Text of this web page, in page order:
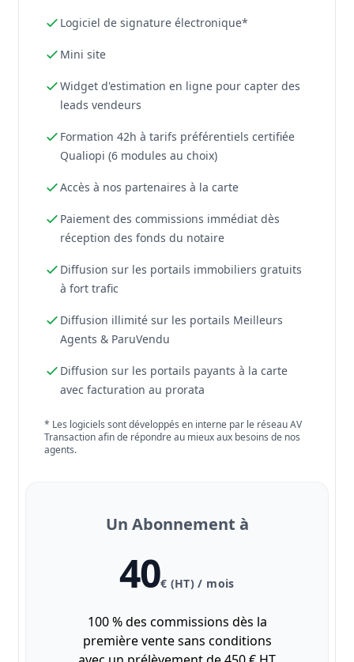
Logiciel de signature électronique*
Mini site
Widget d'estimation en ligne pour capter des
leads vendeurs
Formation 42h à tarifs préférentiels certifiée
Qualiopi (6 modules au choix)
Accès à nos partenaires à la carte
Paiement des commissions immédiat dès
réception des fonds du notaire
Diffusion sur les portails immobiliers gratuits
à fort trafic
Diffusion illimité sur les portails Meilleurs
Agents & ParuVendu
Diffusion sur les portails payants à la carte
avec facturation au prorata
* Les logiciels sont développés en interne par le réseau AV
Transaction afin de répondre au mieux aux besoins de nos
agents.
Un Abonnement à
40€ (HT) / mois
100 % des commissions dès la
première vente sans conditions